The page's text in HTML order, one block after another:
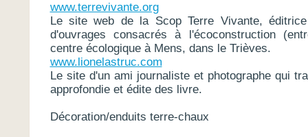
www.terrevivante.org
Le site web de la Scop Terre Vivante,
d'ouvrages consacrés à l'écoconstruction
centre écologique à Mens, dans le Trièves.
www.lionelastruc.com
Le site d'un ami journaliste et photographe qui
approfondie et édite des livre.
Décoration/enduits terre-chaux